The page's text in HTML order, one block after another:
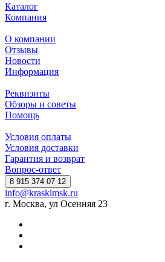
Каталог
Компания
О компании
Отзывы
Новости
Информация
Реквизиты
Обзоры и советы
Помощь
Условия оплаты
Условия доставки
Гарантия и возврат
Вопрос-ответ
8 915 374 07 12
info@kraskimsk.ru
г. Москва, ул Осенняя 23